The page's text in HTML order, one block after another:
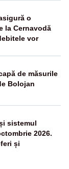
o
la Cernavodă
vor
de măsurile
Bolojan
sistemul
2026.
și